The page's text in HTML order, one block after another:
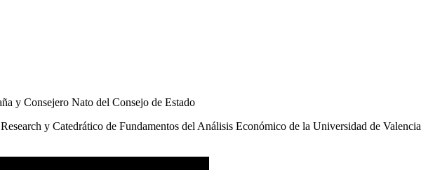
y Consejero Nato del Consejo de Estado
y Catedrático de Fundamentos del Análisis Económico de la Universidad de Valencia